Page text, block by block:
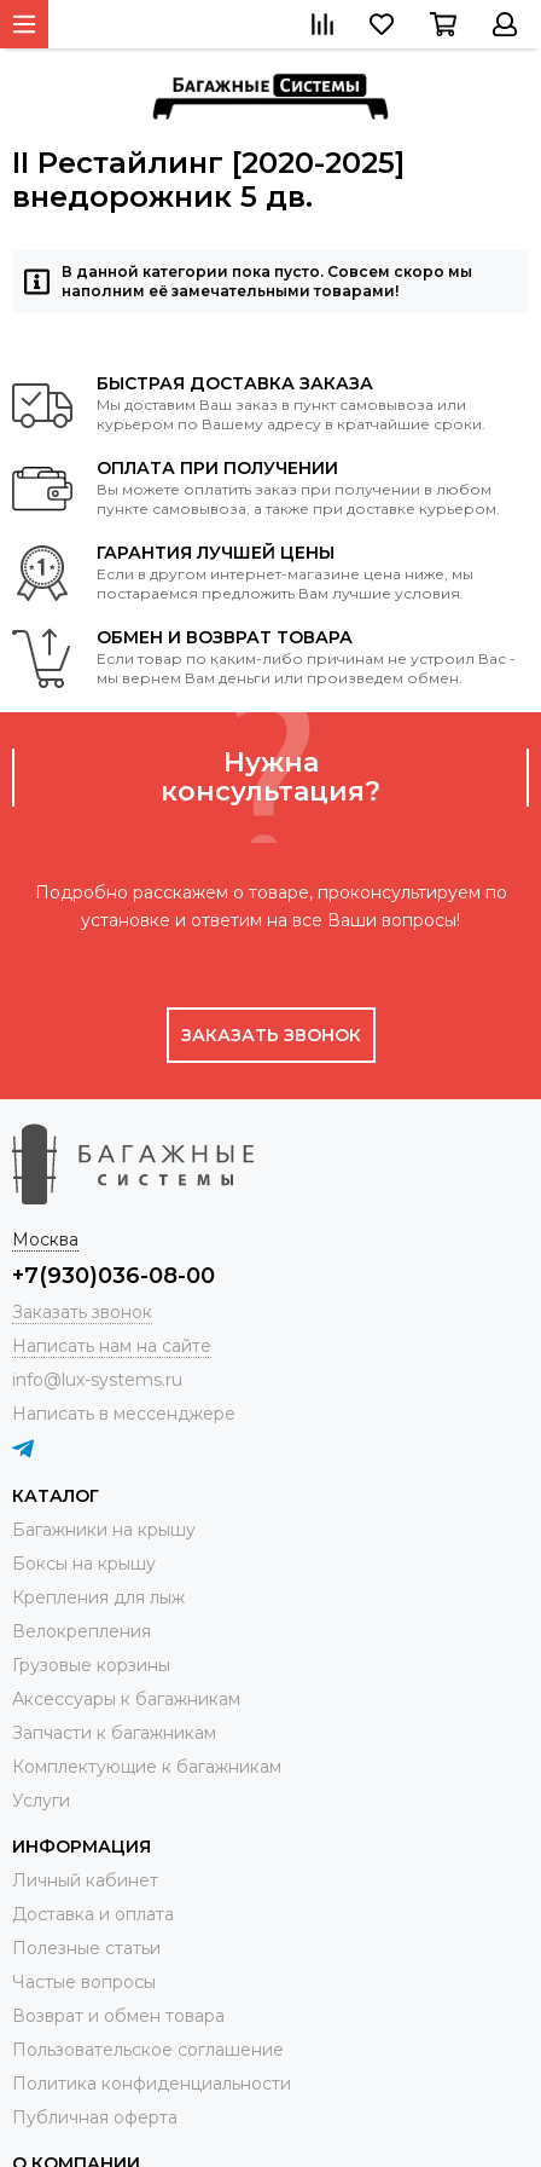
II Рестайлинг [2020-2025]
внедорожник 5 дв.
В данной категории пока пусто. Совсем скоро мы
наполним её замечательными товарами!
БЫСТРАЯ ДОСТАВКА ЗАКАЗА
Мы доставим Ваш заказ в пункт самовывоза или
курьером по Вашему адресу в кратчайшие сроки.
ОПЛАТА ПРИ ПОЛУЧЕНИИ
Вы можете оплатить заказ при получении в любом
пункте самовывоза, а также при доставке курьером.
ГАРАНТИЯ ЛУЧШЕЙ ЦЕНЫ
Если в другом интернет-магазине цена ниже, мы
постараемся предложить Вам лучшие условия.
ОБМЕН И ВОЗВРАТ ТОВАРА
Если товар по каким-либо причинам не устроил Вас -
мы вернем Вам деньги или произведем обмен.
Нужна
консультация?
Подробно расскажем о товаре, проконсультируем по
установке и ответим на все Ваши вопросы!
ЗАКАЗАТЬ ЗВОНОК
Москва
+7(930)036-08-00
Заказать звонок
Написать нам на сайте
info@lux-systems.ru
Написать в мессенджере
КАТАЛОГ
Багажники на крышу
Боксы на крышу
Крепления для лыж
Велокрепления
Грузовые корзины
Аксессуары к багажникам
Запчасти к багажникам
Комплектующие к багажникам
Услуги
ИНФОРМАЦИЯ
Личный кабинет
Доставка и оплата
Полезные статьи
Частые вопросы
Возврат и обмен товара
Пользовательское соглашение
Политика конфиденциальности
Публичная оферта